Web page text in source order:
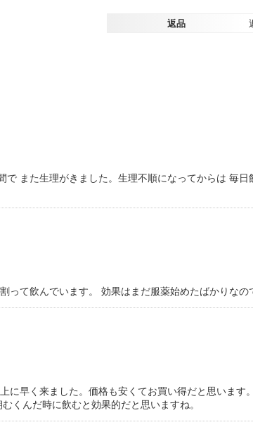
返品
また生理がきました。生理不順になってからは 毎
って飲んでいます。 効果はまだ服薬始めたばかりなの
に早く来ました。価格も安くてお買い得だと思いま
くんだ時に飲むと効果的だと思いますね。